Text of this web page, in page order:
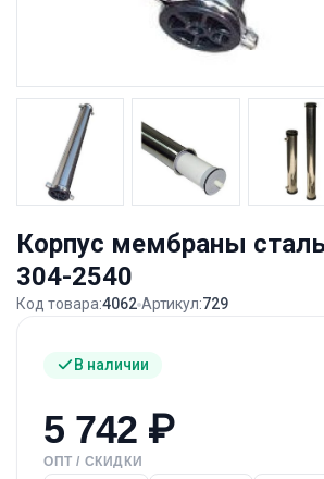
Корпус мембраны
304-2540
Код товара:4062 Артикул:729
В наличии
5 742 ₽
ОПТ / СКИДКИ